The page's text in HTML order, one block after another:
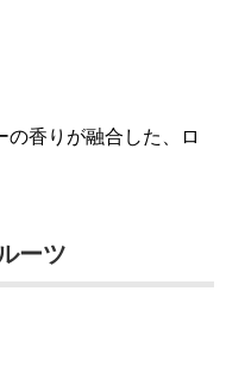
の香りが融合した、ロ
ーツ